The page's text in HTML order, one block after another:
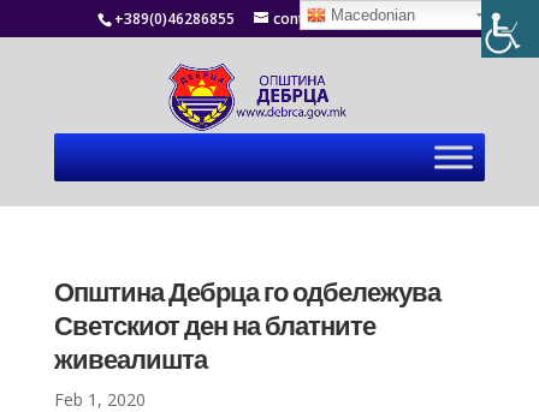
+389(0)46286855 contact@debrca.gov.mk
Општина Дебрца го одбележува
Светскиот ден на блатните
живеалишта
Feb 1, 2020
Macedonian